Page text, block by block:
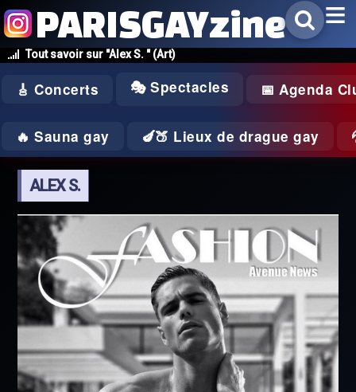
Tout savoir sur "Alex S. " (Art)
PARISGAYzine
🎸 Concerts 🎭 Spectacles 📅 Agenda
🔥 Sauna gay 🍆🍑 Lieux de drague gay
ALEX S.